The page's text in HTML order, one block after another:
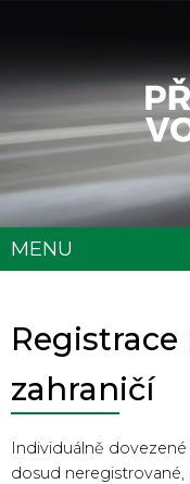
MENU
zahraničí
Individuálně
dosud